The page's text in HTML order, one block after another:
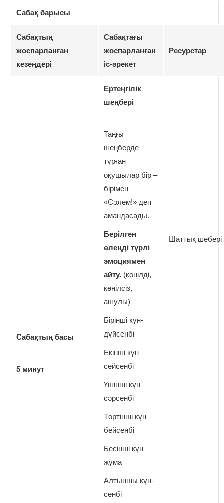
Сабақ барысы
Сабақтың
жоспарланған
кезеңдері
Сабақтағы
жоспарланған
іс-әрекет
Ресурстар
Сабақтың басы
5 минут
Ертеңгілік
шеңбері
Таңғы
шеңберде
тұрған
оқушылар бір –
бірімен
«Сәлем!» деп
амандасады.
Берілген
өлеңді түрлі
эмоциямен
айту. (көңілді,
көңілсіз,
ашулы)
Бірінші күн-
дүйсенбі
Екінші күн –
сейсенбі
Үшінші күн –
сәрсенбі
Төртінші күн —
бейсенбі
Бесінші күн —
жұма
Алтыншы күн-
сенбі
Шаттық шебері